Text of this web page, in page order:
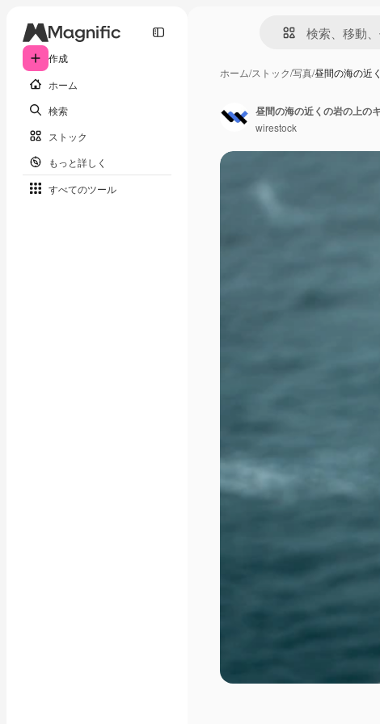
作成
ホーム
検索
ストック
もっと詳しく
すべてのツール
ホーム/ストック/写真/昼間の海の近
昼間の海の近くの岩の上の
wirestock